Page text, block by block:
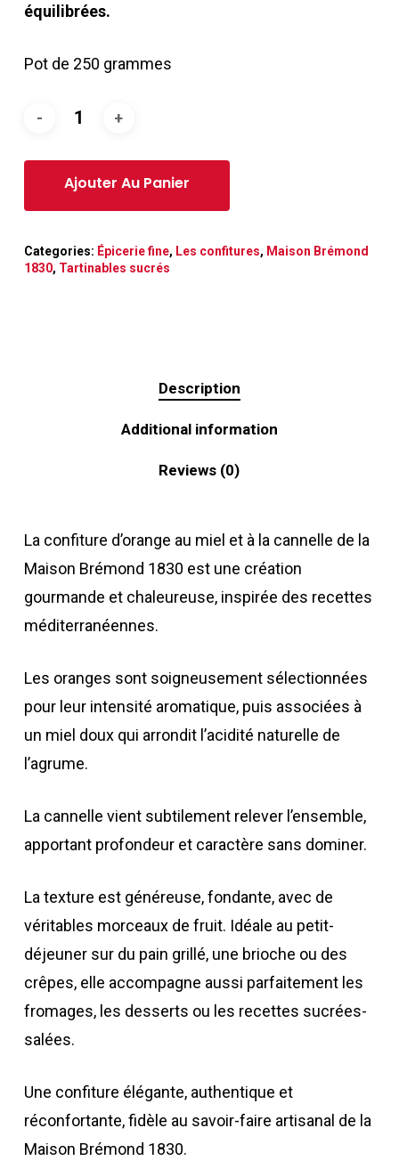
équilibrées.
Pot de 250 grammes
Categories: Épicerie fine, Les confitures, Maison Brémond
1830, Tartinables sucrés
Description
Additional information
Reviews (0)
La confiture d’orange au miel et à la cannelle de la
Maison Brémond 1830 est une création
gourmande et chaleureuse, inspirée des recettes
méditerranéennes.
Les oranges sont soigneusement sélectionnées
pour leur intensité aromatique, puis associées à
un miel doux qui arrondit l’acidité naturelle de
l’agrume.
La cannelle vient subtilement relever l’ensemble,
apportant profondeur et caractère sans dominer.
La texture est généreuse, fondante, avec de
véritables morceaux de fruit. Idéale au petit-
déjeuner sur du pain grillé, une brioche ou des
crêpes, elle accompagne aussi parfaitement les
fromages, les desserts ou les recettes sucrées-
salées.
Une confiture élégante, authentique et
réconfortante, fidèle au savoir-faire artisanal de la
Maison Brémond 1830.